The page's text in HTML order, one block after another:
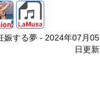
テスト
娠する夢 - 2024年07月05
日更新